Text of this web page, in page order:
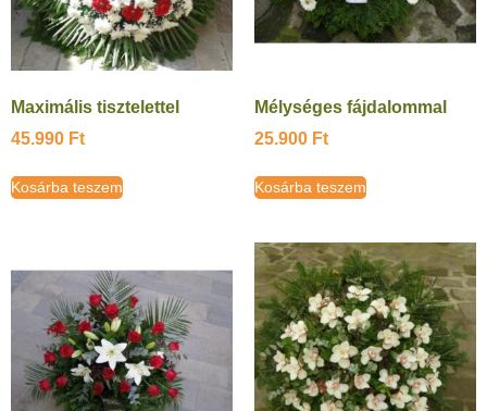
Maximális tisztelettel
45.990 Ft
Kosárba teszem
Mélységes fájdalommal
25.900 Ft
Kosárba teszem